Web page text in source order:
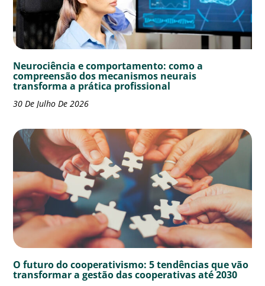
Neurociência e comportamento: como a
compreensão dos mecanismos neurais
transforma a prática profissional
30 De Julho De 2026
O futuro do cooperativismo: 5 tendências que vão
transformar a gestão das cooperativas até 2030